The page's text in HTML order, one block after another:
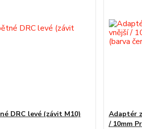
DRC levé (závit M10)
Adaptér
/ 10mm